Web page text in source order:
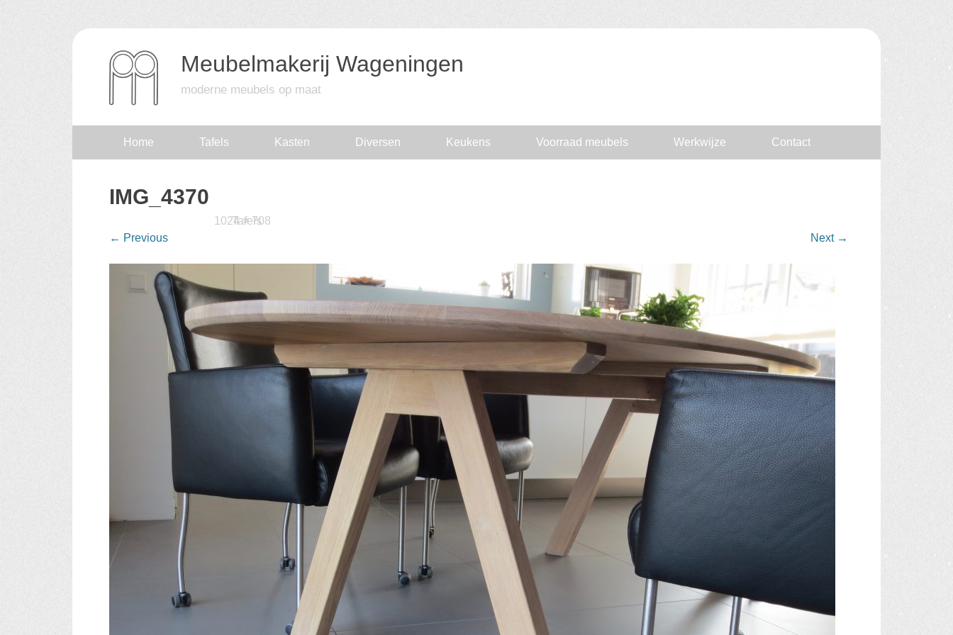
Meubelmakerij Wageningen
moderne meubels op maat
Home Tafels Kasten Diversen Keukens Voorraad meubels Werkwijze Contact
IMG_4370
26 augustus 2017at
1024 × 708
Tafels
← Previous Next →